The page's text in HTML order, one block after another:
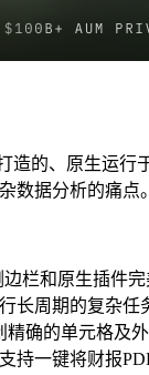
造的、原生运行
数据分析的痛点。
边栏和原生插件完
长周期的复杂任
精确的单元格及
持一键将财报